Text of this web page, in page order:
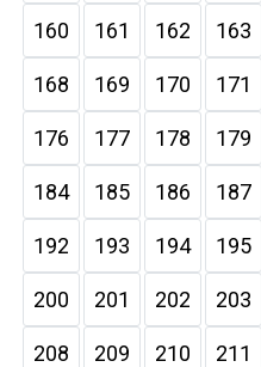
160 161 162 163
168 169 170 171
176 177 178 179
184 185 186 187
192 193 194 195
200 201 202 203
208 209 210 211